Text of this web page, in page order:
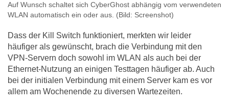
Auf Wunsch schaltet sich CyberGhost abhängig vom verwendeten
WLAN automatisch ein oder aus. (Bild: Screenshot)
Dass der Kill Switch funktioniert, merkten wir leider
häufiger als gewünscht, brach die Verbindung mit den
VPN-Servern doch sowohl im WLAN als auch bei der
Ethernet-Nutzung an einigen Testtagen häufiger ab. Auch
bei der initialen Verbindung mit einem Server kam es vor
allem am Wochenende zu diversen Wartezeiten.